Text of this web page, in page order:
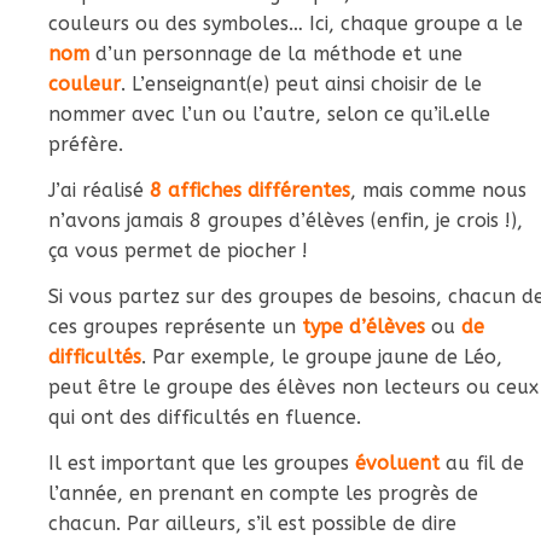
couleurs ou des symboles… Ici, chaque groupe a le
nom d’un personnage de la méthode et une
couleur. L’enseignant(e) peut ainsi choisir de le
nommer avec l’un ou l’autre, selon ce qu’il.elle
préfère.
J’ai réalisé 8 affiches différentes, mais comme nous
n’avons jamais 8 groupes d’élèves (enfin, je crois !),
ça vous permet de piocher !
Si vous partez sur des groupes de besoins, chacun
ces groupes représente un type d’élèves ou de
difficultés. Par exemple, le groupe jaune de Léo,
peut être le groupe des élèves non lecteurs ou ceux
qui ont des difficultés en fluence.
Il est important que les groupes évoluentau fil de
l’année, en prenant en compte les progrès de
chacun. Par ailleurs, s’il est possible de dire